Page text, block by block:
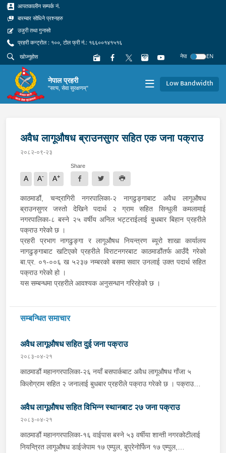
आपतकालीन सम्पर्क नं.
बारम्बार सोधिने प्रश्नहरु
उजुरी तथा गुनासो
प्रहरी कन्ट्रोल : १००, टोल फ्री नं.: १६६००१४१५१६
नेपा
EN
नेपाल प्रहरी
"सत्य, सेवा सुरक्षणम्" Low Bandwidth
अवैध लागूऔषध ब्राउनसुगर सहित एक जना पक्राउ
२०८२-०९-२३
A A- A+
Share
काठमाडौं, चन्द्रागिरी नगरपालिका-२ नागढुङ्गाबाट अवैध लागूऔषध
ब्राउनसुगर जस्तो देखिने पदार्थ २ ग्राम सहित सिन्धुली कमलामाई
नगरपालिका-८ बस्ने २५ वर्षीय अनिल भट्टराईलाई बुधबार बिहान प्रहरीले
पक्राउ गरेको छ ।
प्रहरी प्रभाग नागढुङ्गा र लागूऔषध नियन्त्रण ब्यूरो शाखा कार्यालय
नागढुङ्गाबाट खटिएको प्रहरीले विराटनगरबाट काठमाडौंतर्फ आउँदै गरेको
बा.प्र. ०१-००६ ख ५२३७ नम्बरको बसमा सवार उनलाई उक्त पदार्थ सहित
पक्राउ गरेको हो ।
यस सम्बन्धमा प्रहरीले आवश्यक अनुसन्धान गरिरहेको छ ।
सम्बन्धित समाचार
अवैध लागूऔषध सहित दुई जना पक्राउ
२०८३-०४-२१
काठमाडौं महानगरपालिका-२६ नयाँ बसपार्कबाट अवैध लागूऔषध गाँजा ५
किलोग्राम सहित २ जनालाई बुधबार प्रहरीले पक्राउ गरेको छ । पक्राउ
MEHEN र भारत उत्तर प्रदेश जोया ठेगाना भएका ३२ वर्षीय
MOHAMMAD HASNAIN रहेका छन् । लागूऔषध नियन्त्रण ब्यूरो
कोटेश्वरबाट खटिएको प्रहरीले उनीहरूलाई उक्त गाँजा सहित पक्राउ गरेको
हो । थप अनुसन्धानको क्रममा उक्त गाँजा रिसिभ गर्न MOHAMMAD
अवैध लागूऔषध सहित विभिन्न स्थानबाट २७ जना पक्राउ
२०८३-०४-२१
काठमाडौं महानगरपालिका-१६ वाईपास बस्ने ५३ वर्षीया शान्ती नगरकोटीलाई
नियन्त्रित लागूऔषध डाईजेपाम १७ एम्पुल, बुप्रेनोर्फिन १७ एम्पुल,